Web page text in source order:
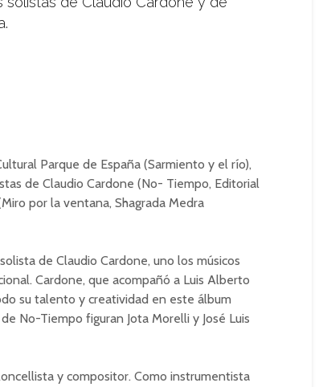
Parque de España (Sarmiento y el río),
de Claudio Cardone (No- Tiempo, Editorial
por la ventana, Shagrada Medra
de Claudio Cardone, uno los músicos
Cardone, que acompañó a Luis Alberto
su talento y creatividad en este álbum
No-Tiempo figuran Jota Morelli y José Luis
y compositor. Como instrumentista